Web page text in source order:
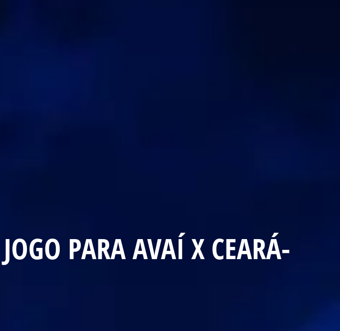
PARA AVAÍ X CEARÁ-